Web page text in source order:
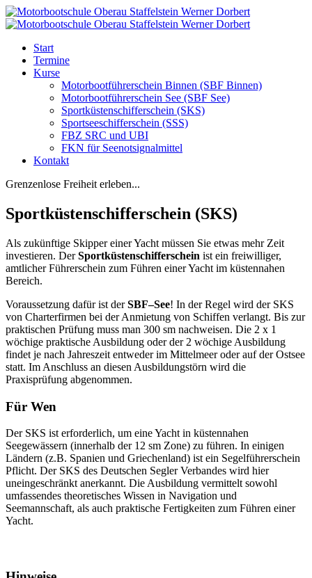
Start
Termine
Kurse
Motorbootführerschein Binnen (SBF Binnen)
Motorbootführerschein See (SBF See)
Sportküstenschifferschein (SKS)
Sportseeschifferschein (SSS)
FBZ SRC und UBI
FKN für Seenotsignalmittel
Kontakt
Grenzenlose Freiheit erleben...
Sportküstenschifferschein (SKS)
Als zukünftige Skipper einer Yacht müssen Sie etwas mehr Zeit
investieren. DerSportküstenschifferschein ist ein freiwilliger,
amtlicher Führerschein zum Führen einer Yacht im küstennahen
Bereich.
Voraussetzung dafür ist derSBF–See! In der Regel wird der SKS
von Charterfirmen bei der Anmietung von Schiffen verlangt. Bis zur
praktischen Prüfung muss man 300 sm nachweisen. Die 2 x 1
wöchige praktische Ausbildung oder der 2 wöchige Ausbildung
findet je nach Jahreszeit entweder im Mittelmeer oder auf der Ostsee
statt. Im Anschluss an diesen Ausbildungstörn wird die
Praxisprüfung abgenommen.
Für Wen
Der SKS ist erforderlich, um eine Yacht in küstennahen
Seegewässern (innerhalb der 12 sm Zone) zu führen. In einigen
Ländern (z.B. Spanien und Griechenland) ist ein Segelführerschein
Pflicht. Der SKS des Deutschen Segler Verbandes wird hier
uneingeschränkt anerkannt. Die Ausbildung vermittelt sowohl
umfassendes theoretisches Wissen in Navigation und
Seemannschaft, als auch praktische Fertigkeiten zum Führen einer
Yacht.